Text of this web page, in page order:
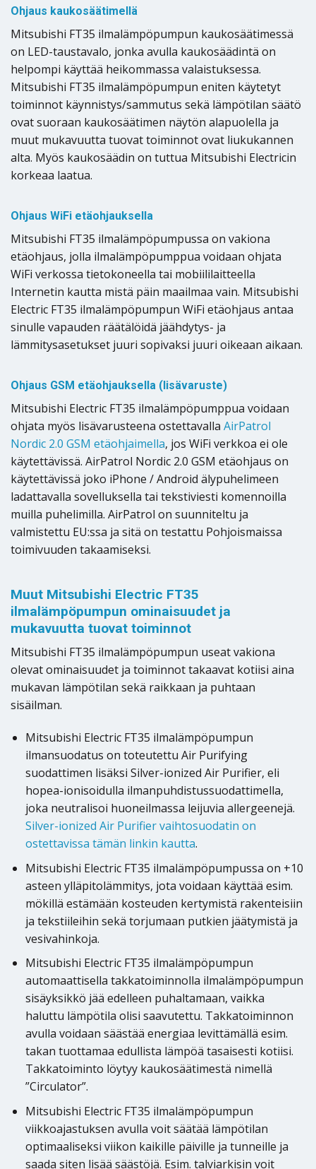
Ohjaus kaukosäätimellä
Mitsubishi FT35 ilmalämpöpumpun kaukosäätimessä
on LED-taustavalo, jonka avulla kaukosäädintä on
helpompi käyttää heikommassa valaistuksessa.
Mitsubishi FT35 ilmalämpöpumpun eniten käytetyt
toiminnot käynnistys/sammutus sekä lämpötilan säätö
ovat suoraan kaukosäätimen näytön alapuolella ja
muut mukavuutta tuovat toiminnot ovat liukukannen
alta. Myös kaukosäädin on tuttua Mitsubishi Electricin
korkeaa laatua.
Ohjaus WiFi etäohjauksella
Mitsubishi FT35 ilmalämpöpumpussa on vakiona
etäohjaus, jolla ilmalämpöpumppua voidaan ohjata
WiFi verkossa tietokoneella tai mobiililaitteella
Internetin kautta mistä päin maailmaa vain. Mitsubishi
Electric FT35 ilmalämpöpumpun WiFi etäohjaus antaa
sinulle vapauden räätälöidä jäähdytys- ja
lämmitysasetukset juuri sopivaksi juuri oikeaan aikaan.
Ohjaus GSM etäohjauksella (lisävaruste)
Mitsubishi Electric FT35 ilmalämpöpumppua voidaan
ohjata myös lisävarusteena ostettavalla AirPatrol
Nordic 2.0 GSM etäohjaimella, jos WiFi verkkoa ei ole
käytettävissä. AirPatrol Nordic 2.0 GSM etäohjaus on
käytettävissä joko iPhone / Android älypuhelimeen
ladattavalla sovelluksella tai tekstiviesti komennoilla
muilla puhelimilla. AirPatrol on suunniteltu ja
valmistettu EU:ssa ja sitä on testattu Pohjoismaissa
toimivuuden takaamiseksi.
Muut Mitsubishi Electric FT35
ilmalämpöpumpun ominaisuudet ja
mukavuutta tuovat toiminnot
Mitsubishi FT35 ilmalämpöpumpun useat vakiona
olevat ominaisuudet ja toiminnot takaavat kotiisi aina
mukavan lämpötilan sekä raikkaan ja puhtaan
sisäilman.
Mitsubishi Electric FT35 ilmalämpöpumpun
ilmansuodatus on toteutettu Air Purifying
suodattimen lisäksi Silver-ionized Air Purifier, eli
hopea-ionisoidulla ilmanpuhdistussuodattimella,
joka neutralisoi huoneilmassa leijuvia allergeenejä.
Silver-ionized Air Purifier vaihtosuodatin on
ostettavissa tämän linkin kautta.
Mitsubishi Electric FT35 ilmalämpöpumpussa on +10
asteen ylläpitolämmitys, jota voidaan käyttää esim.
mökillä estämään kosteuden kertymistä rakenteisiin
ja tekstiileihin sekä torjumaan putkien jäätymistä ja
vesivahinkoja.
Mitsubishi Electric FT35 ilmalämpöpumpun
automaattisella takkatoiminnolla ilmalämpöpumpun
sisäyksikkö jää edelleen puhaltamaan, vaikka
haluttu lämpötila olisi saavutettu. Takkatoiminnon
avulla voidaan säästää energiaa levittämällä esim.
takan tuottamaa edullista lämpöä tasaisesti kotiisi.
Takkatoiminto löytyy kaukosäätimestä nimellä
”Circulator”.
Mitsubishi Electric FT35 ilmalämpöpumpun
viikkoajastuksen avulla voit säätää lämpötilan
optimaaliseksi viikon kaikille päiville ja tunneille ja
saada siten lisää säästöjä. Esim. talviarkisin voit